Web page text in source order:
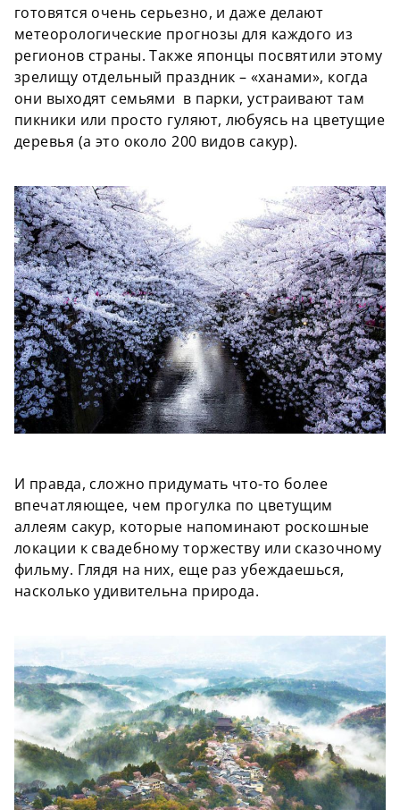
готовятся очень серьезно, и даже делают
метеорологические прогнозы для каждого из
регионов страны. Также японцы посвятили этому
зрелищу отдельный праздник – «ханами», когда
они выходят семьями в парки, устраивают там
пикники или просто гуляют, любуясь на цветущие
деревья (а это около 200 видов сакур).
И правда, сложно придумать что-то более
впечатляющее, чем прогулка по цветущим
аллеям сакур, которые напоминают роскошные
локации к свадебному торжеству или сказочному
фильму. Глядя на них, еще раз убеждаешься,
насколько удивительна природа.